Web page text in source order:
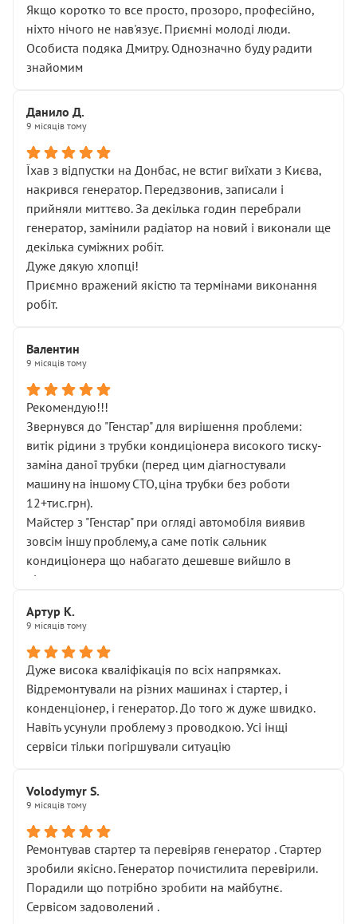
Якщо коротко то все просто, прозоро, професійно,
ніхто нічого не нав'язує. Приємні молоді люди.
Особиста подяка Дмитру. Однозначно буду радити
знайомим
Данило Д.
9 місяців тому
Їхав з відпустки на Донбас, не встиг виїхати з Києва,
накрився генератор. Передзвонив, записали і
прийняли миттєво. За декілька годин перебрали
генератор, замінили радіатор на новий і виконали ще
декілька суміжних робіт.
Дуже дякую хлопці!
Приємно вражений якістю та термінами виконання
робіт.
Валентин
9 місяців тому
Рекомендую!!!
Звернувся до "Генстар" для вирішення проблеми:
витік рідини з трубки кондиціонера високого тиску-
заміна даної трубки (перед цим діагностували
машину на іншому СТО,ціна трубки без роботи
12+тис.грн).
Майстер з "Генстар" при огляді автомобіля виявив
зовсім іншу проблему,а саме потік сальник
кондиціонера що набагато дешевше вийшло в
підсумку.
Артур К.
9 місяців тому
Дуже висока кваліфікація по всіх напрямках.
Відремонтували на різних машинах і стартер, і
конденціонер, і генератор. До того ж дуже швидко.
Навіть усунули проблему з проводкою. Усі інщі
сервіси тільки погіршували ситуацію
Volodymyr S.
9 місяців тому
Ремонтував стартер та перевіряв генератор . Стартер
зробили якісно. Генератор почистилита перевірили.
Порадили що потрібно зробити на майбутнє.
Сервісом задоволений .